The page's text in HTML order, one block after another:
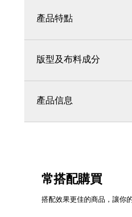
產品特點
版型及布料成分
產品信息
常搭配購買
搭配效果更佳的商品，讓你